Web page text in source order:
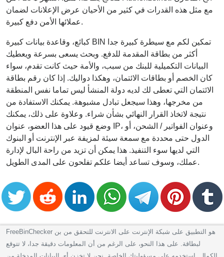
مع مثل هذه القدرات في كثير من الأحيان عرض الإعلانات لضمان
عملائها الأمن دفع كبيرة.
كبائع، وقاعدة بيانات كبيرة BIN تمكين لكم مع سيطرة كبيرة جدا
أكثر من بطاقة المقدمة للدفع. وبحث يسعى بسرعة ويعطيك
البيانات التكميلية للبنك من سبب، والأمة حيث كانت تقدم، سواء
كان الخصم أو بطاقات الائتمان، وهكذا دواليك. إذا كان رقم بطاقة
الائتمان التي تعطى لك لديه دولة المنشأ ليس تماما نفس المنطقة
من مخرجها، وهذا سيجعل تبادل مشبوهة. يمكنك الاستفادة من
نتيجة لاتخاذ القرار النهائي بشأن شراء. وعلاوة على ذلك، يمكنك
وضع قيود على هذا العضو، عنوان IP، وعنوان الفواتير / الشحن، أو
الدول حتى محددة مع سمعة سيئة لمزيفة عبر الإنترنت أو البنوك
التي لديها سوء التنفيذ. هذا يمكن أن تزيد من راحة البال لإدارة
عملك، وسوف تساعد أيضا علكم تفلحون على المدى الطويل.
FreeBinChecker هو التطبيق على شبكة الإنترنت على الانترنت للتحقق من بن
لبطاقة. على هذا النحو، على الرغم من أن المعلومات دقيقة جدا، لا تتوقع